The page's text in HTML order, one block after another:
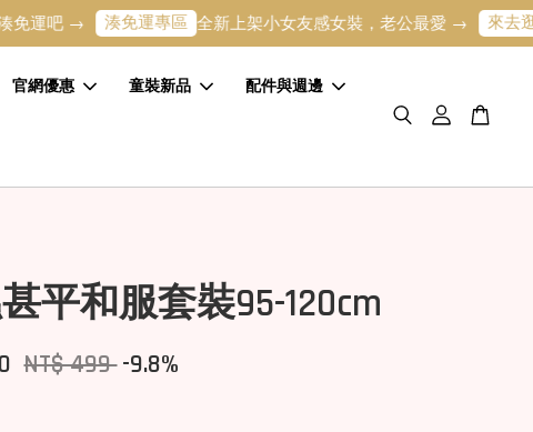
吧 → 湊免運專區 全新上架小女友感女裝，老公最愛 → 來去逛逛
官網優惠 童裝新品 配件與週邊
平和服套裝95-120cm
NT$ 499-9.8%